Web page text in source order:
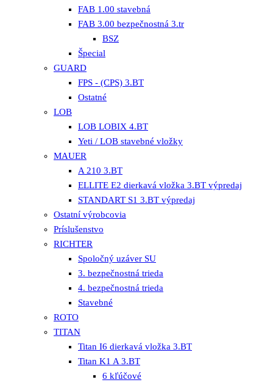
FAB 1.00 stavebná
FAB 3.00 bezpečnostná 3.tr
BSZ
Špecial
GUARD
FPS - (CPS) 3.BT
Ostatné
LOB
LOB LOBIX 4.BT
Yeti / LOB stavebné vložky
MAUER
A 210 3.BT
ELLITE E2 dierkavá vložka 3.BT výpredaj
STANDART S1 3.BT výpredaj
Ostatní výrobcovia
Príslušenstvo
RICHTER
Spoločný uzáver SU
3. bezpečnostná trieda
4. bezpečnostná trieda
Stavebné
ROTO
TITAN
Titan I6 dierkavá vložka 3.BT
Titan K1 A 3.BT
6 kľúčové